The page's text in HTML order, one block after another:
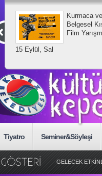
15 Eylül, Sal
Kurmaca ve
Belgesel
Film
Tiyatro Seminer&Söyleşi
GELECEK